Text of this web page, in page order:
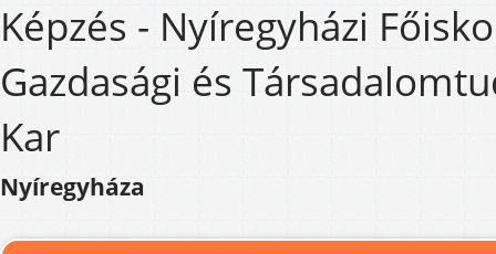
Képzés - Nyíregyházi
Gazdasági és
Kar
Nyíregyháza